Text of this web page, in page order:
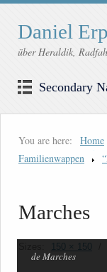
Daniel
über Heraldik,
Secondary
You are here: Home
Familienwappen
Marches
150 × 150
de Marches